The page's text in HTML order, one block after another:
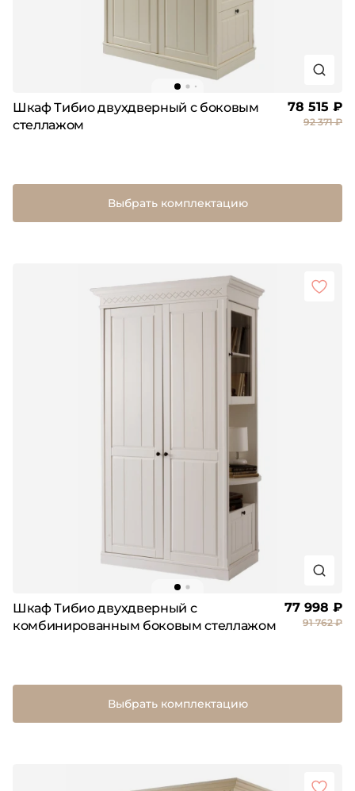
Шкаф Тибио двухдверный с боковым
стеллажом
78 515 ₽
92 371 ₽
Выбрать комплектацию
Шкаф Тибио двухдверный с
комбинированным боковым стеллажом
77 998 ₽
91 762 ₽
Выбрать комплектацию